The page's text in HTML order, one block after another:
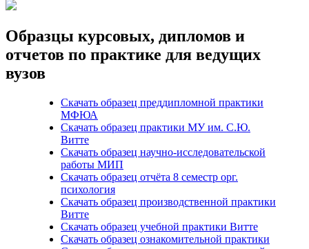
Образцы курсовых, дипломов и
отчетов по практике для ведущих
вузов
Скачать образец преддипломной практики
МФЮА
Скачать образец практики МУ им. С.Ю.
Витте
Скачать образец научно-исследовательской
работы МИП
Скачать образец отчёта 8 семестр орг.
психология
Скачать образец производственной практики
Витте
Скачать образец учебной практики Витте
Скачать образец ознакомительной практики